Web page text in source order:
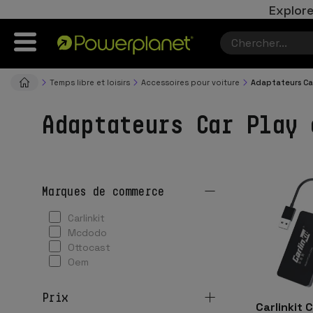
Temps libre et loisirs Accessoires pour voiture Adaptateurs
Adaptateurs Car
marques de commerce
carlinkit
mcdodo
ottocast
oem
prix
Carlinkit